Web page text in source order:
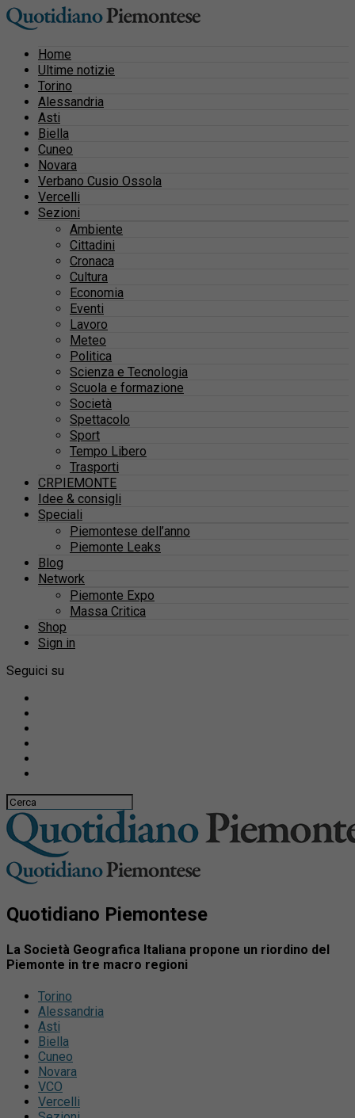
Home
Ultime notizie
Torino
Alessandria
Asti
Biella
Cuneo
Novara
Verbano Cusio Ossola
Vercelli
Sezioni
Ambiente
Cittadini
Cronaca
Cultura
Economia
Eventi
Lavoro
Meteo
Politica
Scienza e Tecnologia
Scuola e formazione
Società
Spettacolo
Sport
Tempo Libero
Trasporti
CRPIEMONTE
Idee & consigli
Speciali
Piemontese dell’anno
Piemonte Leaks
Blog
Network
Piemonte Expo
Massa Critica
Shop
Sign in
Seguici su
Quotidiano Piemontese
La Società Geografica Italiana propone un riordino del
Piemonte in tre macro regioni
Torino
Alessandria
Asti
Biella
Cuneo
Novara
VCO
Vercelli